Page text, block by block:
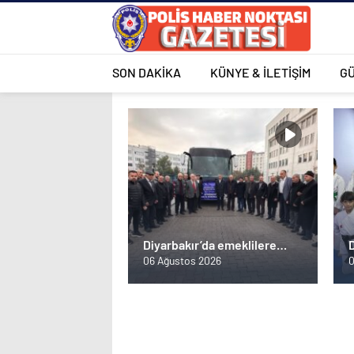
SON DAKİKA KÜNYE & İLETİŞİM
Diyarbakır’da emeklilere
Mardin gezisi
06 Ağustos 2026